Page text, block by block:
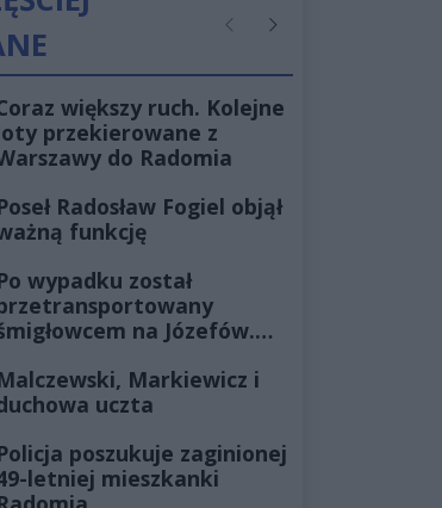
PoprzednieNastępne
większy ruch. Kolejne
przekierowane z
do Radomia
Radosław Fogiel objął
funkcję
wypadku został
na Józefów.
Markiewicz i
uczta
poszukuje zaginionej
letniej mieszkanki